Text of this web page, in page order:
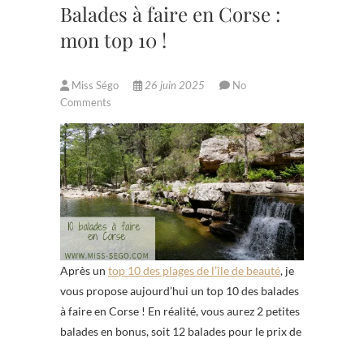
Balades à faire en Corse :
mon top 10 !
Miss Ségo 26 juin 2025
No
Comments
Après un top 10 des plages de l’île de beauté, je
vous propose aujourd’hui un top 10 des balades
à faire en Corse ! En réalité, vous aurez 2 petites
balades en bonus, soit 12 balades pour le prix de